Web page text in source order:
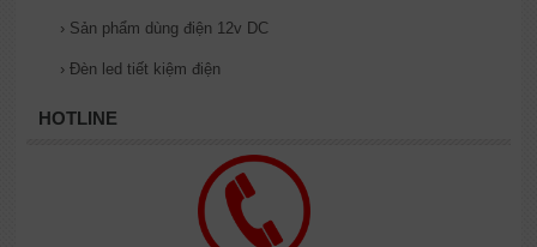
› Sản phẩm dùng điện 12v DC
› Đèn led tiết kiệm điện
HOTLINE